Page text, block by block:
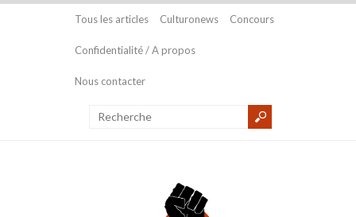
Tous les articles Culturonews Concours
Confidentialité / A propos
Nous contacter